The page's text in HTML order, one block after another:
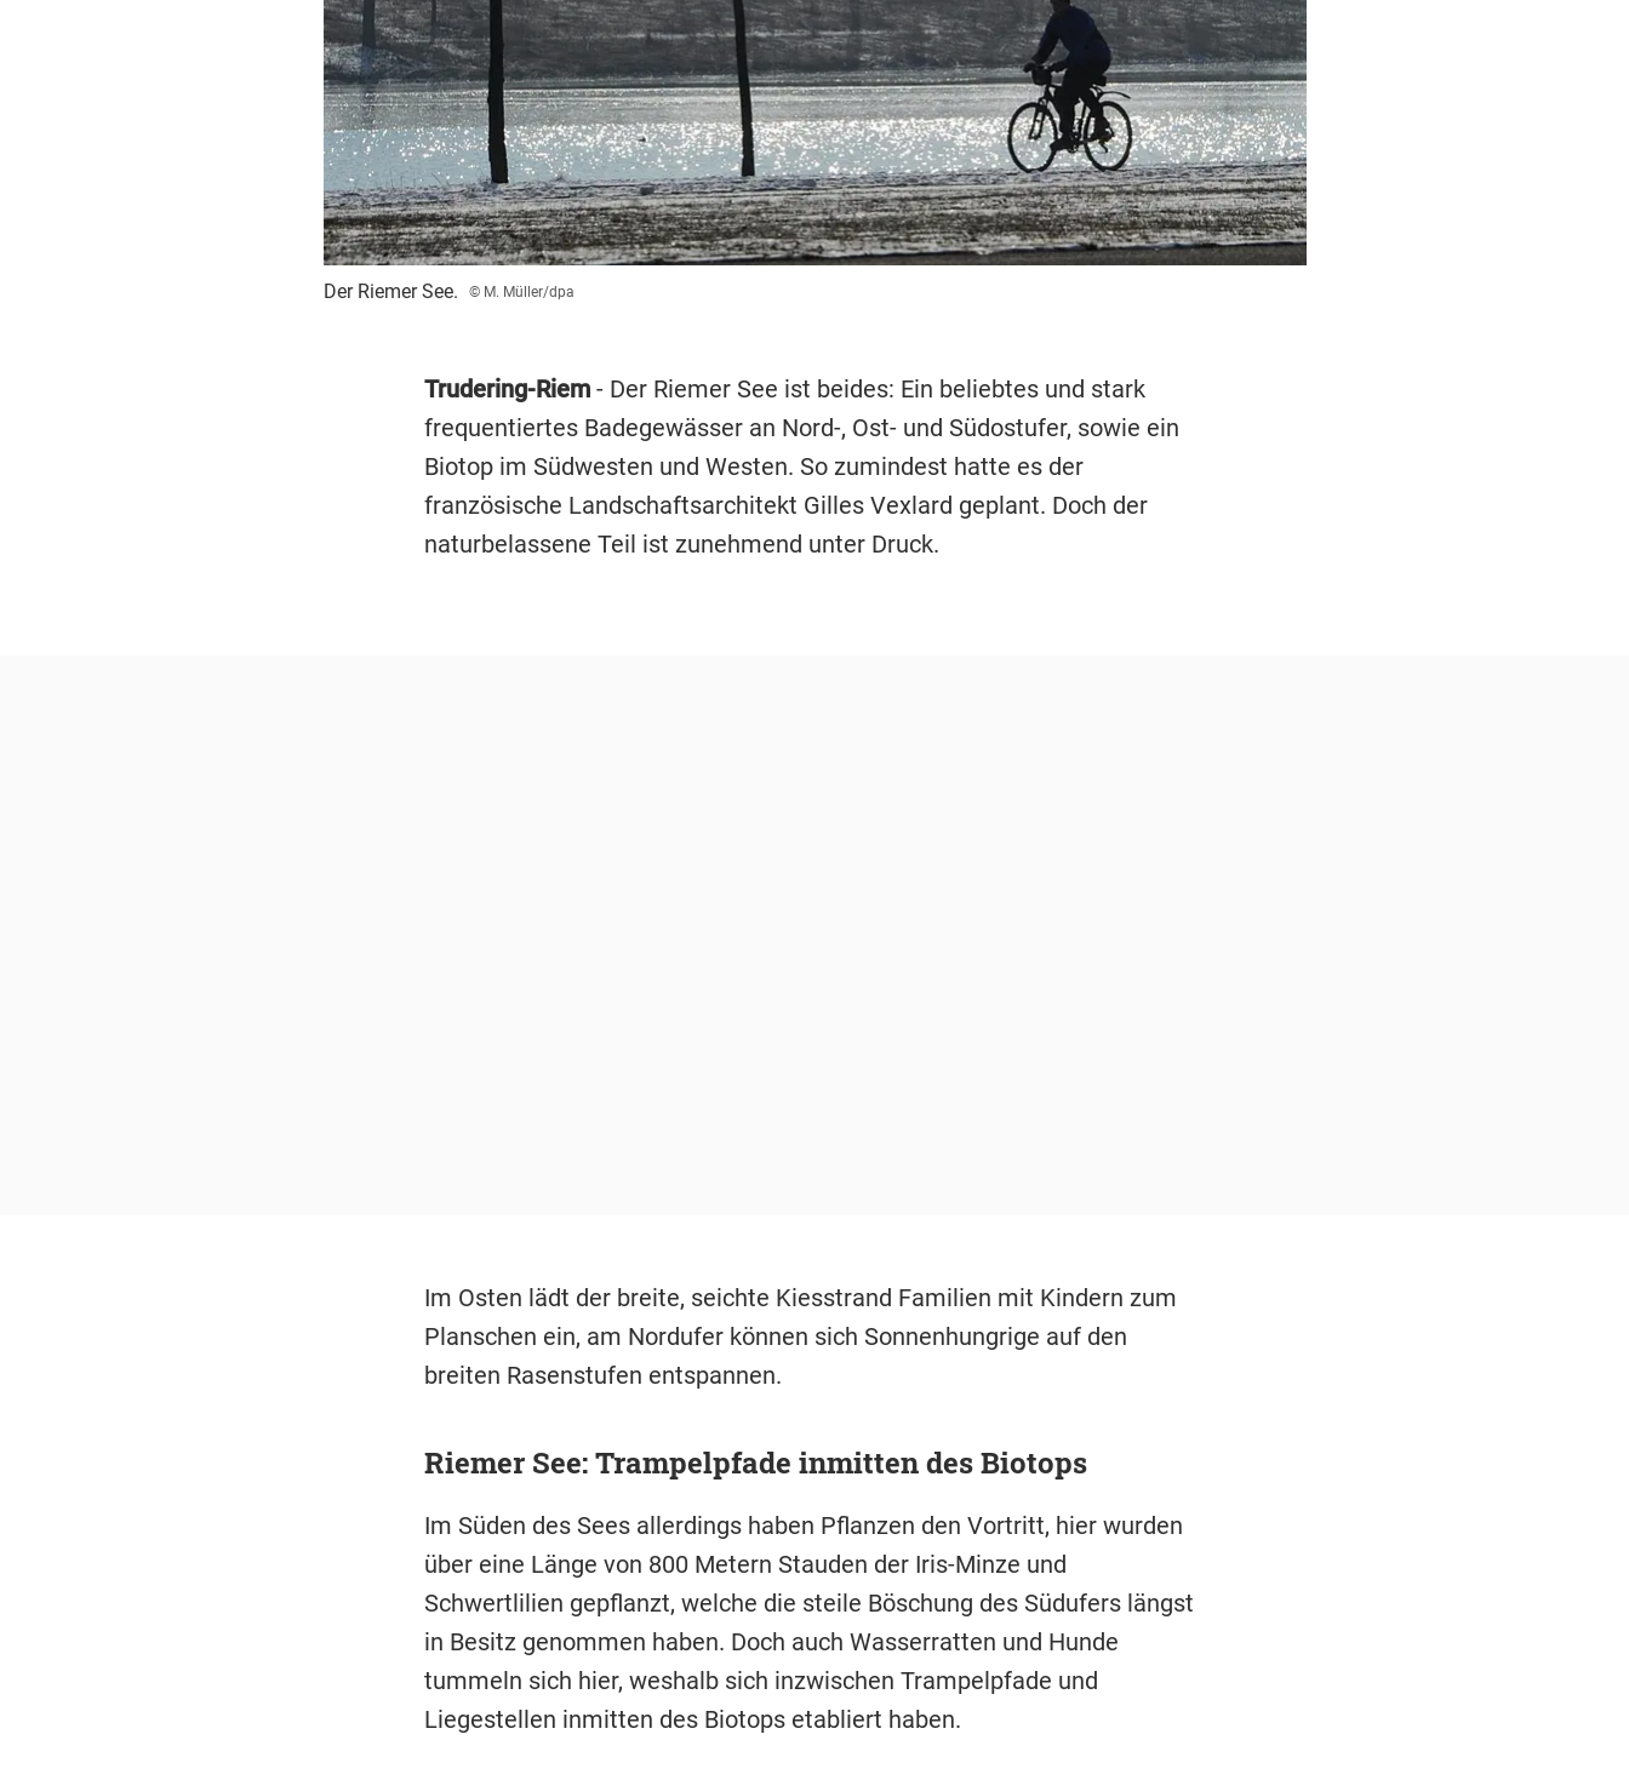
Der Riemer See. © M. Müller/dpa
Trudering-Riem- Der Riemer See ist beides: Ein beliebtes und stark
frequentiertes Badegewässer an Nord-, Ost- und Südostufer, sowie ein
Biotop im Südwesten und Westen. So zumindest hatte es der
französische Landschaftsarchitekt Gilles Vexlard geplant. Doch der
naturbelassene Teil ist zunehmend unter Druck.
Im Osten lädt der breite, seichte Kiesstrand Familien mit Kindern zum
Planschen ein, am Nordufer können sich Sonnenhungrige auf den
breiten Rasenstufen entspannen.
Riemer See: Trampelpfade inmitten des Biotops
Im Süden des Sees allerdings haben Pflanzen den Vortritt, hier wurden
über eine Länge von 800 Metern Stauden der Iris-Minze und
Schwertlilien gepflanzt, welche die steile Böschung des Südufers längst
in Besitz genommen haben. Doch auch Wasserratten und Hunde
tummeln sich hier, weshalb sich inzwischen Trampelpfade und
Liegestellen inmitten des Biotops etabliert haben.